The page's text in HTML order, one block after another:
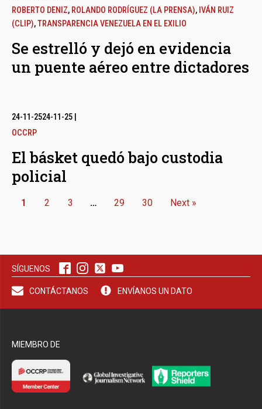
ROBERTO DENIZ, ROLANDO RODRÍGUEZ (LA PRENSA), IVÁN RUIZ
(CLIP),TRANSPARENCIA VENEZUELA EN EL EXILIO
Se estrelló y dejó en evidencia
un puente aéreo entre dictadores
24-11-2524-11-25
OCCRP
El básket quedó bajo custodia
policial
1 2 3 … 29 30 Next »
SÍGUENOS
CONTÁCTANOS ENVÍANOS UN DATO
MIEMBRO DE